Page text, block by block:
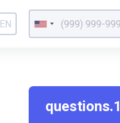
EN
questions.1